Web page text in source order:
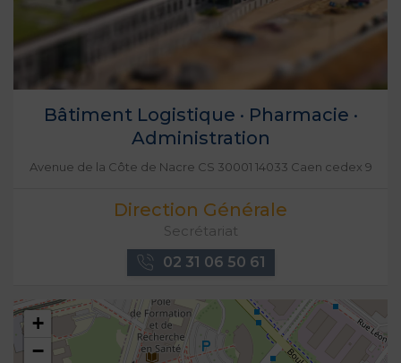
Bâtiment Logistique · Pharmacie ·
Administration
Avenue de la Côte de Nacre CS 30001 14033 Caen cedex 9
Direction Générale
Secrétariat
02 31 06 50 61
+
−